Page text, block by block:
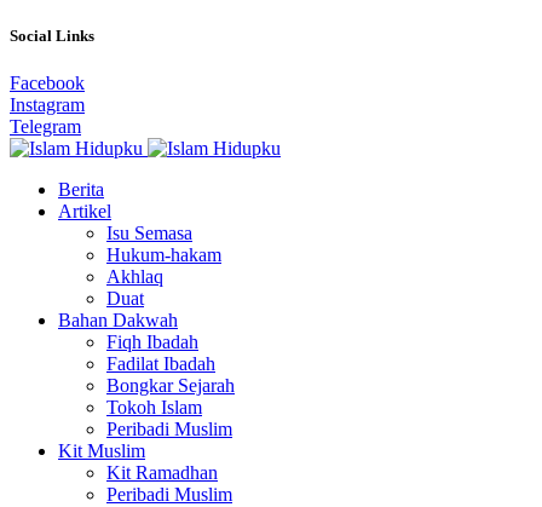
Social Links
Facebook
Instagram
Telegram
Berita
Artikel
Isu Semasa
Hukum-hakam
Akhlaq
Duat
Bahan Dakwah
Fiqh Ibadah
Fadilat Ibadah
Bongkar Sejarah
Tokoh Islam
Peribadi Muslim
Kit Muslim
Kit Ramadhan
Peribadi Muslim